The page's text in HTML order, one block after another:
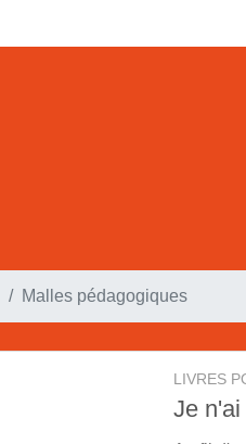
Malles pédagogiques
LIVRES
Je